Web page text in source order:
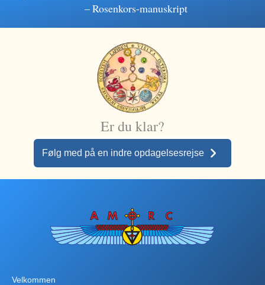
– Rosenkors-manuskript
Er du klar?
Følg med på en indre opdagelsesrejse
Velkommen